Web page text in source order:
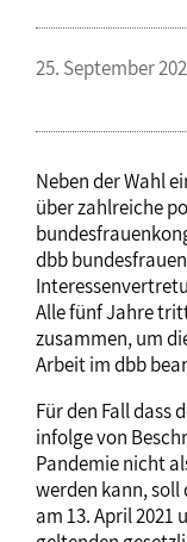
25. September
Neben der Wahl
über zahlreiche
dbb
Alle fünf Jahre
zusammen, um
Arbeit im dbb
Für den Fall dass
infolge von
Pandemie nicht
werden kann, soll
am 13. April 2021